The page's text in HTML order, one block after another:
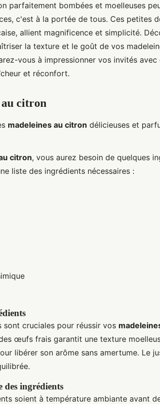
parfaitement bombées et moelleuses
c'est à la portée de tous. Ces petites
allient magnificence et simplicité.
la texture et le goût de vos
vous à impressionner vos invités avec
et réconfort.
au citron
madeleines au citron délicieuses et
citron, vous aurez besoin de quelques
liste des ingrédients nécessaires :
cruciales pour réussir vos
œufs frais garantit une texture
libérer son arôme sans amertume. Le
des ingrédients
soient à température ambiante avant